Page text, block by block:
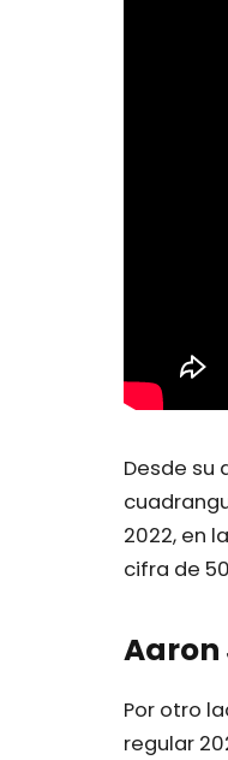
Desde su
2022, en
cifra de
Aaron
Por otro
regular